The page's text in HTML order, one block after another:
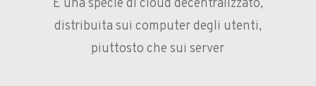
È una specie di cloud decentralizzato,
distribuita sui computer degli utenti,
piuttosto che sui server